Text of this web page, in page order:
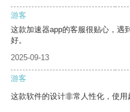
游客
这款加速器app的客服很贴心，遇
好。
2025-09-13
游客
这款软件的设计非常人性化，使用